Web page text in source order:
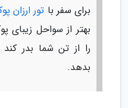
برای سفر با تور ارزان
بهتر از سواحل زیبای
را از تن شما بدر
بدهد.